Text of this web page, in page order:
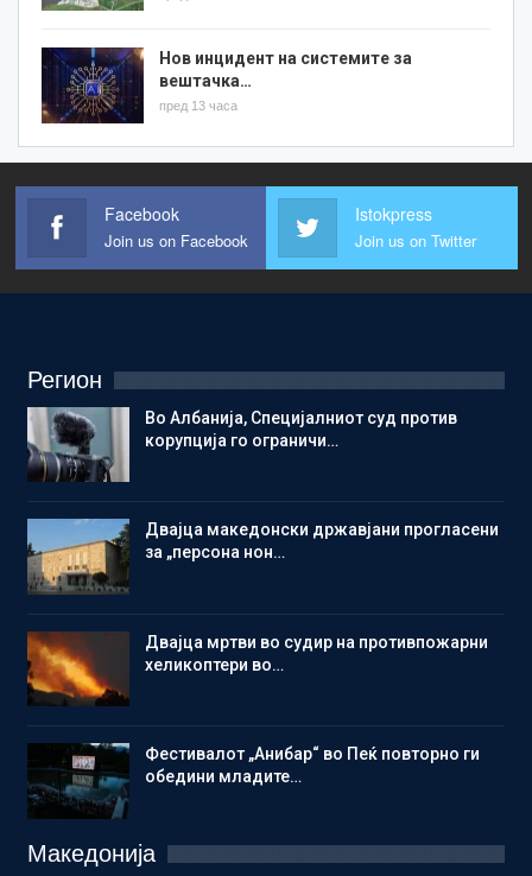
Нов инцидент на системите за
вештачка…
пред 13 часа
Facebook
Join us on Facebook
Istokpress
Join us on Twitter
Регион
Во Албанија, Специјалниот суд против
корупција го ограничи…
Двајца македонски државјани прогласени
за „персона нон…
Двајца мртви во судир на противпожарни
хеликоптери во…
Фестивалот „Анибар“ во Пеќ повторно ги
обедини младите…
Македонија